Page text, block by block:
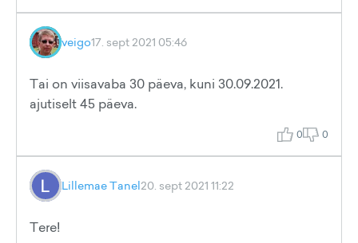
veigo17. sept 2021 05:46
Tai on viisavaba 30 päeva, kuni 30.09.2021.
ajutiselt 45 päeva.
0 0
Lillemae Tanel20. sept 2021 11:22
Tere!